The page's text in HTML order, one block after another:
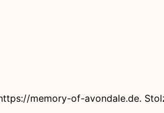
memory-of-avondale.de.